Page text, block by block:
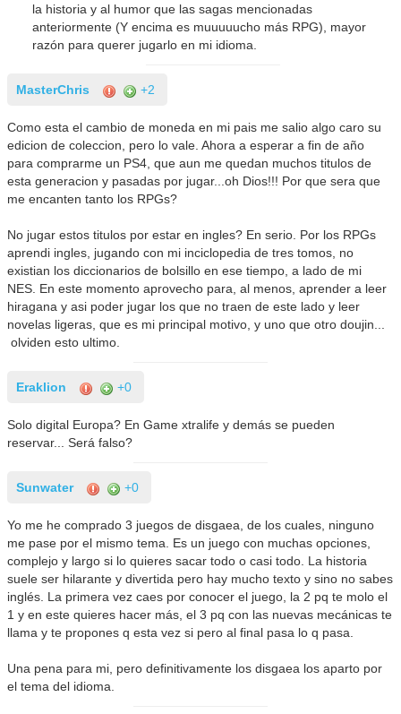
la historia y al humor que las sagas mencionadas
anteriormente (Y encima es muuuuucho más RPG), mayor
razón para querer jugarlo en mi idioma.
MasterChris +2
Como esta el cambio de moneda en mi pais me salio algo caro su
edicion de coleccion, pero lo vale. Ahora a esperar a fin de año
para comprarme un PS4, que aun me quedan muchos titulos de
esta generacion y pasadas por jugar...oh Dios!!! Por que sera que
me encanten tanto los RPGs?
No jugar estos titulos por estar en ingles? En serio. Por los RPGs
aprendi ingles, jugando con mi inciclopedia de tres tomos, no
existian los diccionarios de bolsillo en ese tiempo, a lado de mi
NES. En este momento aprovecho para, al menos, aprender a leer
hiragana y asi poder jugar los que no traen de este lado y leer
novelas ligeras, que es mi principal motivo, y uno que otro doujin...
olviden esto ultimo.
Eraklion +0
Solo digital Europa? En Game xtralife y demás se pueden
reservar... Será falso?
Sunwater +0
Yo me he comprado 3 juegos de disgaea, de los cuales, ninguno
me pase por el mismo tema. Es un juego con muchas opciones,
complejo y largo si lo quieres sacar todo o casi todo. La historia
suele ser hilarante y divertida pero hay mucho texto y sino no sabes
inglés. La primera vez caes por conocer el juego, la 2 pq te molo el
1 y en este quieres hacer más, el 3 pq con las nuevas mecánicas te
llama y te propones q esta vez si pero al final pasa lo q pasa.
Una pena para mi, pero definitivamente los disgaea los aparto por
el tema del idioma.